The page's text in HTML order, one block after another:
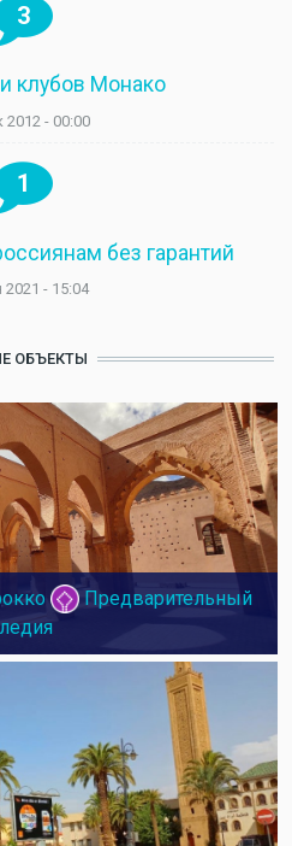
3
клубов Монако
2012 - 00:00
1
без гарантий
2021 - 15:04
ОБЪЕКТЫ
Предварительный